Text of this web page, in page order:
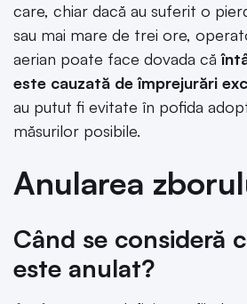
care, chiar dacă au suferit o
sau mai mare de trei ore,
aerian poate face dovada că
este cauzată de împrejurări
au putut fi evitate în pofida
măsurilor posibile.
Anularea
Când se consideră
este anulat?